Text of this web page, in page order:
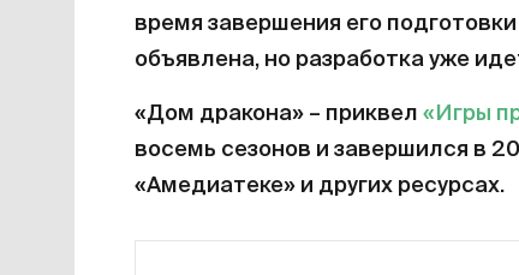
время завершения его
объявлена, но разработка уже
«Дом дракона» – приквел «Игры
восемь сезонов и завершился в
«Амедиатеке» и других ресурсах.